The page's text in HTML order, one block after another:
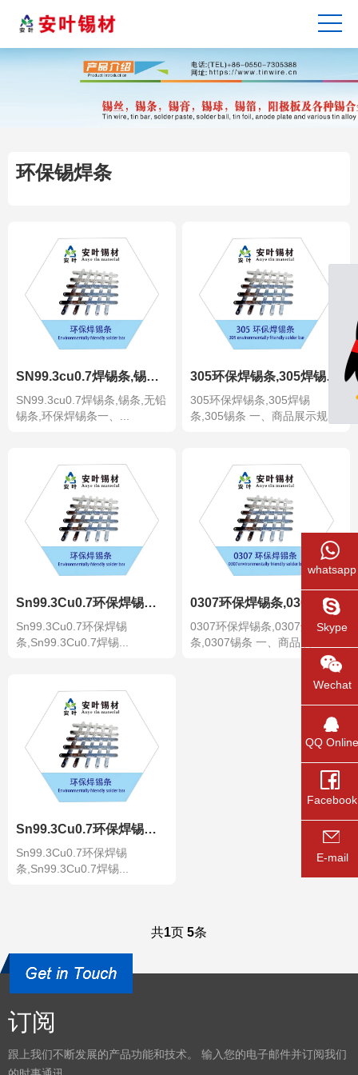
环保锡焊条
SN99.3cu0.7焊锡条,锡条,无铅锡条,环保焊锡条
SN99.3cu0.7焊锡条,锡条,无铅
锡条,环保焊锡条一、...
305环保焊锡条,305焊锡条,305锡条
305环保焊锡条,305焊锡
条,305锡条 一、商品展示规
Sn99.3Cu0.7环保焊锡条,Sn99.3Cu0.7焊锡条,Sn99.3Cu
Sn99.3Cu0.7环保焊锡
条,Sn99.3Cu0.7焊锡...
0307环保焊锡条,0307焊锡条,0307锡条
0307环保焊锡条,0307焊锡
条,0307锡条 一、商品展...
Sn99.3Cu0.7环保焊锡条,Sn99.3Cu0.7焊锡条,Sn99.3Cu
Sn99.3Cu0.7环保焊锡
条,Sn99.3Cu0.7焊锡...
共1页 5条
订阅
跟上我们不断发展的产品功能和技术。 输入您的电子邮件并订阅我们
whatsapp
Skype
Wechat
QQ Online
Facebook
E-mail